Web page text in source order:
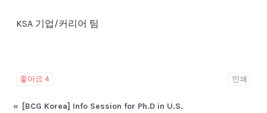
KSA 기업/커리어 팀
좋아요 4 인쇄
« [BCG Korea] Info Session for Ph.D in U.S.